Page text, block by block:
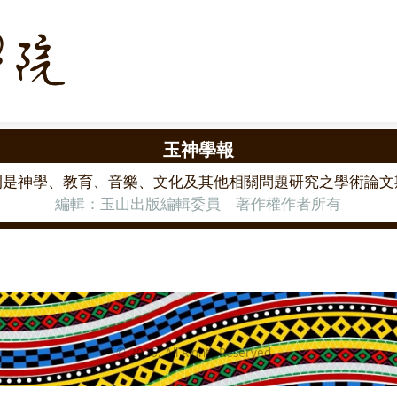
玉神學報
神學、教育、音樂、文化及其他相關問題研究之學術論
編輯：玉山出版編輯委員 著作權作者所有
©2026, All Rights Reserved.